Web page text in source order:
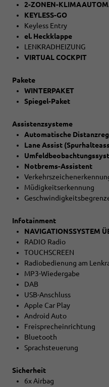
2-ZONEN-
KEYLESS-GO
Keyless Entry
el. Heckklappe
LENKRADHEIZUNG
VIRTUAL COCKPIT
Pakete
WINTERPAKET
Spiegel-Paket
Assistenzsysteme
Automatische
Lane Assist
Notbrems-Assistent
Müdigkeitserkennung
Infotainment
NAVIGATIONSSYSTEM
RADIO Radio
TOUCHSCREEN
Radiobedienung am
MP3-Wiedergabe
DAB
USB-Anschluss
Apple Car Play
Android Auto
Freisprecheinrichtung
Bluetooth
Sprachsteuerung
Sicherheit
6x Airbag